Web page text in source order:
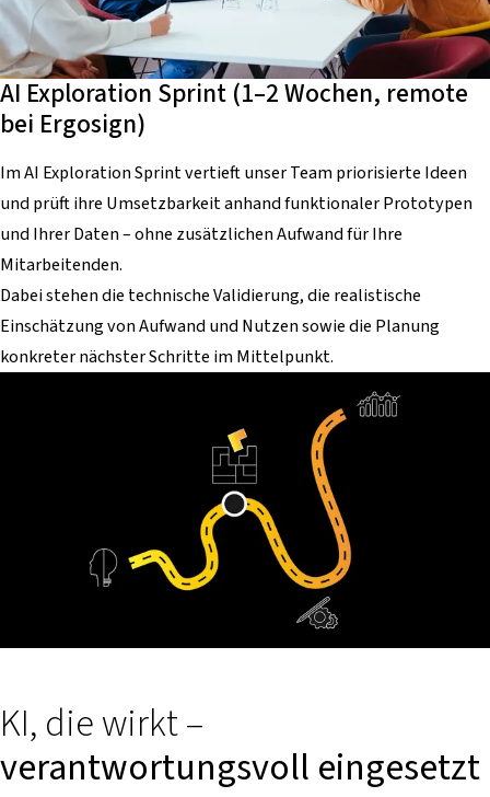
AI Exploration Sprint (1–2 Wochen, remote
bei Ergosign)
Im AI Exploration Sprint vertieft unser Team priorisierte Ideen
und prüft ihre Umsetzbarkeit anhand funktionaler Prototypen
und Ihrer Daten – ohne zusätzlichen Aufwand für Ihre
Mitarbeitenden.
Dabei stehen die technische Validierung, die realistische
Einschätzung von Aufwand und Nutzen sowie die Planung
konkreter nächster Schritte im Mittelpunkt.
KI, die wirkt –
verantwortungsvoll eingesetzt